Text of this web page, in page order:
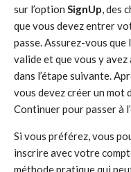
sur l’option SignUp, des
que vous devez entrer
passe. Assurez-vous que
valide et que vous y
dans l’étape suivante.
vous devez créer un mot
Continuer pour passer à
Si vous préférez, vous
inscrire avec votre
méthode pratique qui